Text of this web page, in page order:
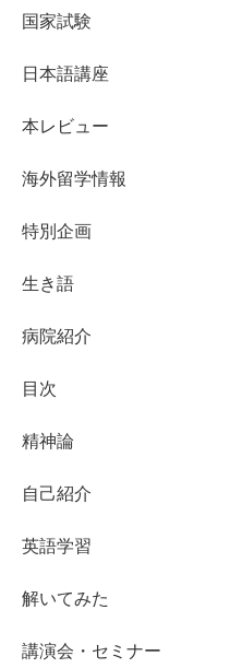
国家試験
日本語講座
本レビュー
海外留学情報
特別企画
生き語
病院紹介
目次
精神論
自己紹介
英語学習
解いてみた
講演会・セミナー